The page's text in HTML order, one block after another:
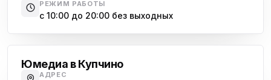
РЕЖИМ РАБОТЫ
с 10:00 до 20:00 без выходных
Юмедиа в Купчино
АДРЕС